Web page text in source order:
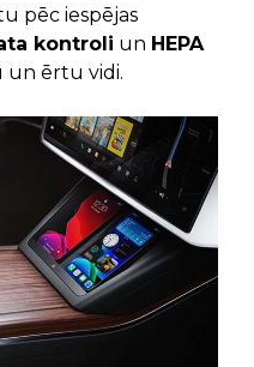
pēc iespējas
kontroli un HEPA
ērtu vidi.